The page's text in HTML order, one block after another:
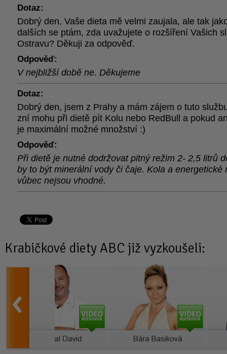
Dotaz:
Dobrý den, Vaše dieta mě velmi zaujala, ale tak
dalších se ptám, zda uvažujete o rozšíření Vašich
Ostravu? Děkuji za odpověď.
Odpověď:
V nejbližší době ne. Děkujeme
Dotaz:
Dobrý den, jsem z Prahy a mám zájem o tuto
zní mohu při dietě pít Kolu nebo RedBull a pokud
je maximální možné množství :)
Odpověď:
Při dietě je nutné dodržovat pitný režim 2- 2,5 litrů
by to být minerální vody či čaje. Kola a energetické
vůbec nejsou vhodné.
Krabičkové diety ABC již vyzkoušeli: